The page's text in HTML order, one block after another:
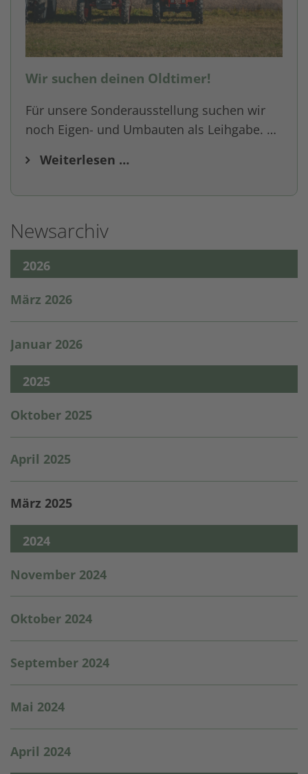
Wir suchen deinen Oldtimer!
Für unsere Sonderausstellung suchen wir
noch Eigen- und Umbauten als Leihgabe. …
Weiterlesen …
Newsarchiv
2026
März 2026
Januar 2026
2025
Oktober 2025
April 2025
März 2025
2024
November 2024
Oktober 2024
September 2024
Mai 2024
April 2024